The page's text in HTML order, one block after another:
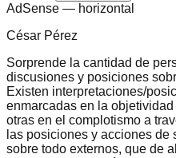
AdSense — horizontal
César Pérez
Sorprende la cantidad de
discusiones y posiciones
Existen interpretaciones/
enmarcadas en la
otras en el complotismo a
las posiciones y acciones
sobre todo externos, que de